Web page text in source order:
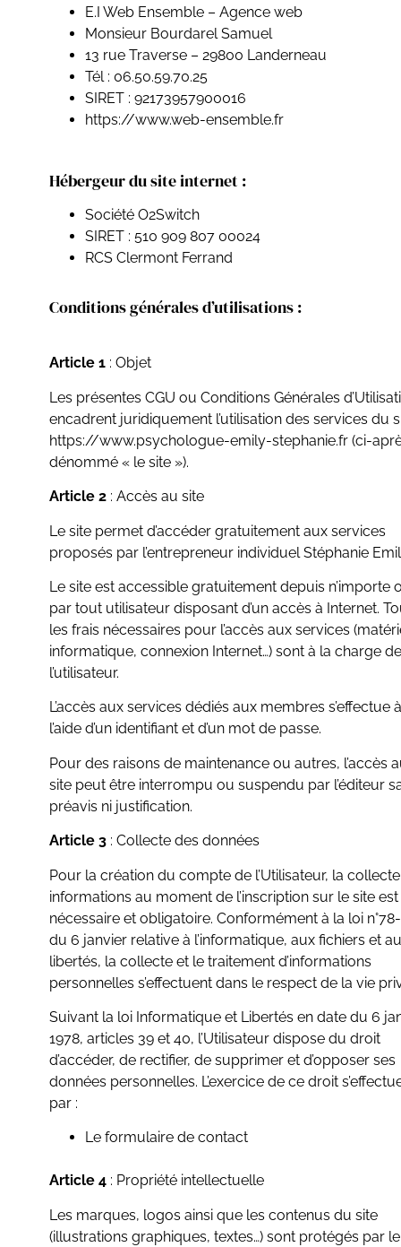
E.I Web Ensemble – Agence web
Monsieur Bourdarel Samuel
13 rue Traverse – 29800 Landerneau
Tél : 06.50.59.70.25
SIRET : 92173957900016
https://www.web-ensemble.fr
Hébergeur du site internet :
Société O2Switch
SIRET : 510 909 807 00024
RCS Clermont Ferrand
Conditions générales d’utilisations :
Article 1: Objet
Les présentes CGU ou Conditions Générales
encadrent juridiquement l’utilisation des services du
https://www.psychologue-emily-stephanie.fr (ci-
dénommé « le site »).
Article 2: Accès au site
Le site permet d’accéder gratuitement aux services
proposés par l’entrepreneur individuel Stéphanie
Le site est accessible gratuitement depuis n’importe
par tout utilisateur disposant d’un accès à Internet.
les frais nécessaires pour l’accès aux services
informatique, connexion Internet…) sont à la charge de
l’utilisateur.
L’accès aux services dédiés aux membres s’effectue à
l’aide d’un identifiant et d’un mot de passe.
Pour des raisons de maintenance ou autres, l’accès
site peut être interrompu ou suspendu par l’éditeur
préavis ni justification.
Article 3: Collecte des données
Pour la création du compte de l’Utilisateur, la
informations au moment de l’inscription sur le site est
nécessaire et obligatoire. Conformément à la loi
du 6 janvier relative à l’informatique, aux fichiers et
libertés, la collecte et le traitement d’informations
personnelles s’effectuent dans le respect de la vie
Suivant la loi Informatique et Libertés en date du 6
1978, articles 39 et 40, l’Utilisateur dispose du droit
d’accéder, de rectifier, de supprimer et d’opposer ses
données personnelles. L’exercice de ce droit
par :
Le formulaire de contact
Article 4: Propriété intellectuelle
Les marques, logos ainsi que les contenus du site
(illustrations graphiques, textes…) sont protégés par le